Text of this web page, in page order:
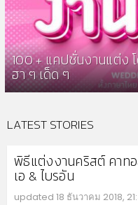
100 + แคปชั่นงานแต่ง
ฮา ๆ เด็ด ๆ
LATEST STORIES
พิธีแต่งงานคริสต์ คาท
เอ & ไบรอัน
updated 18 ธันวาคม 2018,